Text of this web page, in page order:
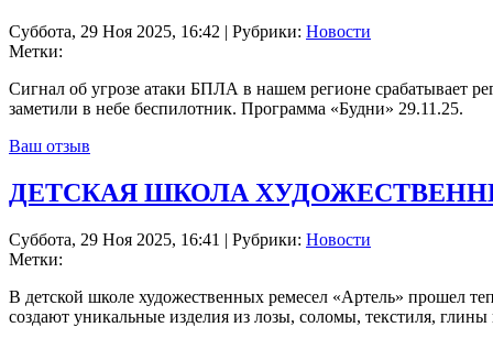
Суббота, 29 Ноя 2025, 16:42 | Рубрики: Новости
Метки:
Сигнал об угрозе атаки БПЛА в нашем регионе срабатывает
заметили в небе беспилотник. Программа «Будни» 29.11.25.
Ваш отзыв
ДЕТСКАЯ ШКОЛА
Суббота, 29 Ноя 2025, 16:41 | Рубрики: Новости
Метки:
В детской школе художественных ремесел «Артель» прошел
создают уникальные изделия из лозы, соломы, текстиля,